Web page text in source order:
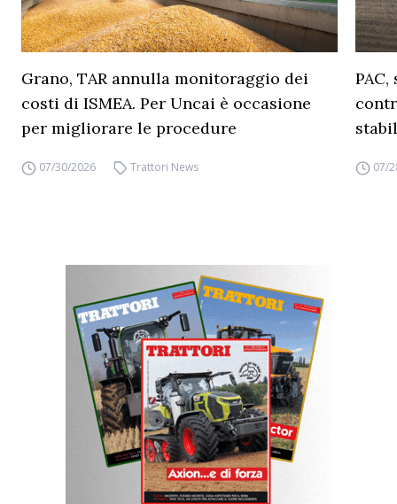
Grano, TAR annulla monitoraggio dei
costi di ISMEA. Per Uncai è occasione
per migliorare le procedure
07/30/2026 Trattori News 07/